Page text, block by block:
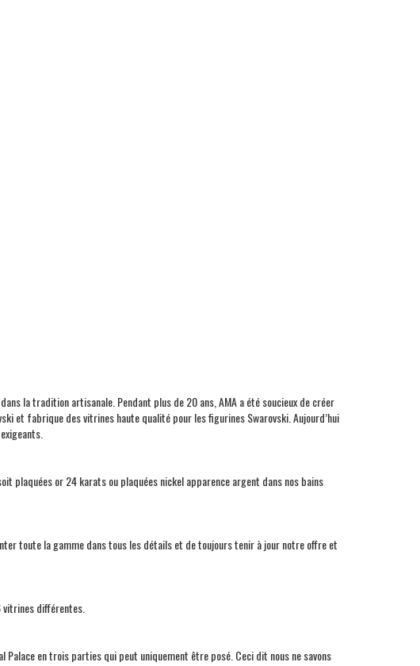
la tradition artisanale. Pendant plus de 20 ans, AMAa été soucieux de créer
et fabrique des vitrines haute qualité pour les figurines Swarovski. Aujourd’hui
plaquées or 24 karats ou plaquées nickel apparence argent dans nos bains
toute la gamme dans tous les détails et de toujours tenir à jour notre offre et
différentes.
en trois parties qui peut uniquement être posé. Ceci dit nous ne savons